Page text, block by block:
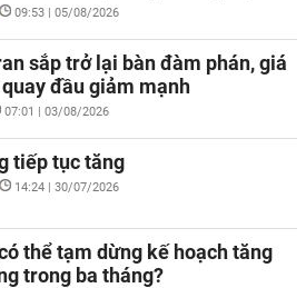
09:53 | 05/08/2026
sắp trở lại bàn đàm phán, giá
đầu giảm mạnh
07:01 | 03/08/2026
tiếp tục tăng
14:24 | 30/07/2026
thể tạm dừng kế hoạch tăng
trong ba tháng?